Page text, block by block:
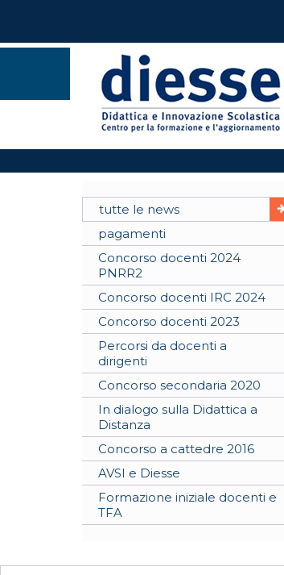
tutte le news
pagamenti
Concorso docenti 2024
PNRR2
Concorso docenti IRC 2024
Concorso docenti 2023
Percorsi da docenti a
dirigenti
Concorso secondaria 2020
In dialogo sulla Didattica a
Distanza
Concorso a cattedre 2016
AVSI e Diesse
Formazione iniziale docenti e
TFA